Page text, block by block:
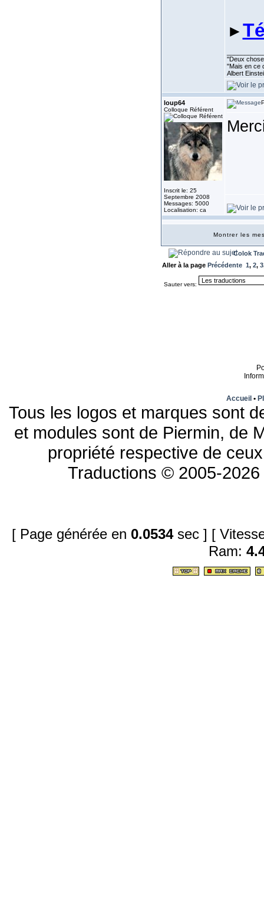
►
''Deux
"Mais en ce
Albert
loup64
Colloque Référent
Inscrit le: 25
Septembre 2008
Messages: 5000
Localisation: ca
Montrer les
Colok
Aller à la page Précédente 1, 2, 3
Sauter vers:
Accueil •
Tous les logos et marques sont
et modules sont de Piermin, de
propriété respective de
Traductions © 2005-
[ Page générée en 0.0534sec ] [
Ram: